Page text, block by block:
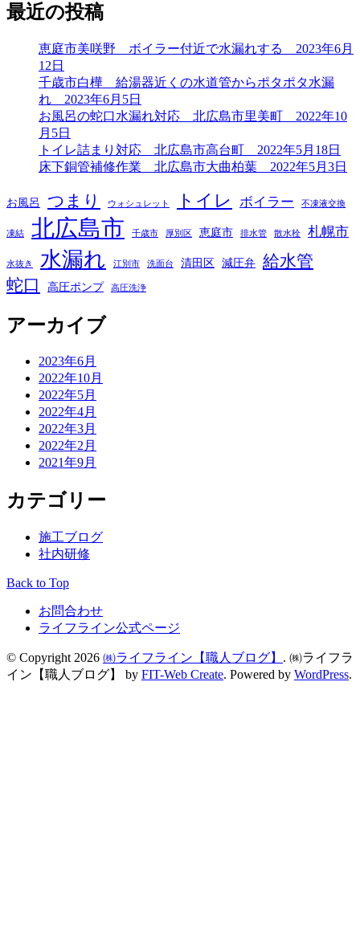
最近の投稿
恵庭市美咲野 ボイラー付近で水漏れする 2023年6月
12日
千歳市白樺 給湯器近くの水道管からポタポタ水漏
れ 2023年6月5日
お風呂の蛇口水漏れ対応 北広島市里美町 2022年10
月5日
トイレ詰まり対応 北広島市高台町 2022年5月18日
床下銅管補修作業 北広島市大曲柏葉 2022年5月3日
お風呂 つまり ウォシュレット トイレ ボイラー 不凍液交換
凍結 北広島市 千歳市 厚別区 恵庭市 排水管 散水栓 札幌市
水抜き 水漏れ 江別市 洗面台 清田区 減圧弁 給水管
蛇口
高圧ポンプ 高圧洗浄
アーカイブ
2023年6月
2022年10月
2022年5月
2022年4月
2022年3月
2022年2月
2021年9月
カテゴリー
施工ブログ
社内研修
Back to Top
お問合わせ
ライフライン公式ページ
© Copyright 2026 ㈱ライフライン【職人ブログ】 . ㈱ライフラ
イン【職人ブログ】 by FIT-Web Create. Powered by WordPress.